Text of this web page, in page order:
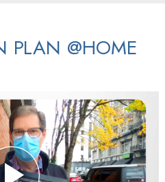
PLAN @HOME